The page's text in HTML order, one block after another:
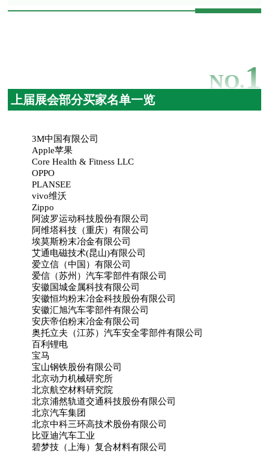
NO.1
上届展会部分买家名单一览
3M中国有限公司
Apple苹果
Core Health & Fitness LLC
OPPO
PLANSEE
vivo维沃
Zippo
阿波罗运动科技股份有限公司
阿维塔科技（重庆）有限公司
埃莫斯粉末冶金有限公司
艾通电磁技术(昆山)有限公司
爱立信（中国）有限公司
爱信（苏州）汽车零部件有限公司
安徽国城金属科技有限公司
安徽恒均粉末冶金科技股份有限公司
安徽汇旭汽车零部件有限公司
安庆帝伯粉末冶金有限公司
奥托立夫（江苏）汽车安全零部件有限公司
百利锂电
宝马
宝山钢铁股份有限公司
北京动力机械研究所
北京航空材料研究院
北京浦然轨道交通科技股份有限公司
北京汽车集团
北京中科三环高技术股份有限公司
比亚迪汽车工业
碧梦技（上海）复合材料有限公司